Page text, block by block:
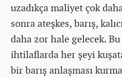
uzadıkça maliyet çok
sonra ateşkes, barış,
daha zor hale gelecek.
ihtilaflarda her şeyi
bir barış anlaşması